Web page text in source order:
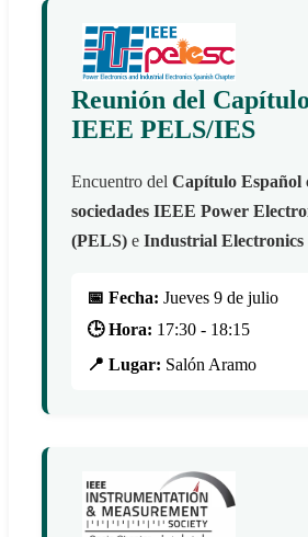
Reunión del
IEEE PELS/IES
Encuentro del Capítulo Español
sociedades IEEE Power
(PELS) e Industrial Electronics
📅 Fecha: Jueves 9 de julio
🕒 Hora: 17:30 - 18:15
📍 Lugar: Salón Aramo